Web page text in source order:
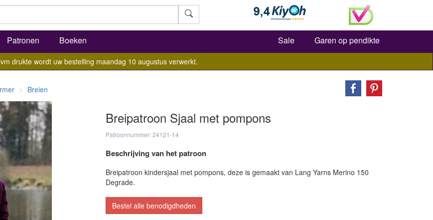
Zoeken
Patronen Boeken Sale Garen op pendikte
drukte wordt uw bestelling maandag 10 augustus verwerkt.
Breien
Breipatroon Sjaal met pompons
Patroonnummer: 24121-14
Beschrijving van het patroon
Breipatroon kindersjaal met pompons, deze is gemaakt van Lang Yarns Merino 150
Degrade.
Bestel alle benodigdheden